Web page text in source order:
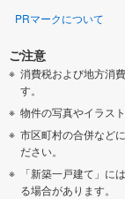
PRマークについて
ご注意
消費税および地方消
す。
物件の写真やイラス
市区町村の合併など
ださい。
「新築一戸建て」に
る場合があります。